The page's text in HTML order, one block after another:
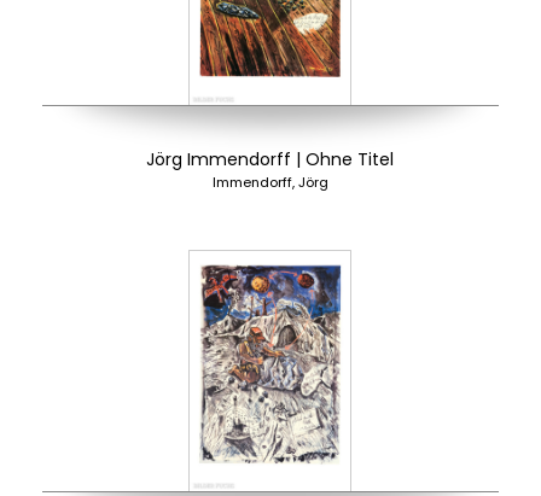
Jörg Immendorff | Ohne Titel
Immendorff, Jörg